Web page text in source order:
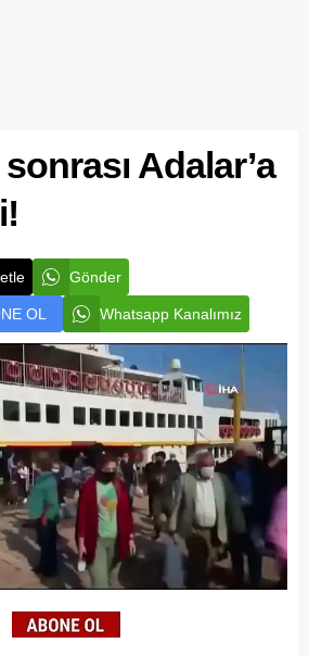
sonrası Adalar’a
Gönder
OL Whatsapp Kanalımız